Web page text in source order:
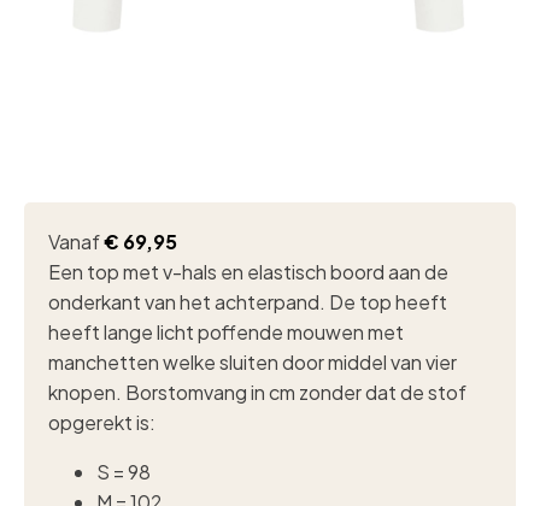
Vanaf€ 69,95
Een top met v-hals en elastisch boord aan de
onderkant van het achterpand. De top heeft
heeft lange licht poffende mouwen met
manchetten welke sluiten door middel van vier
knopen. Borstomvang in cm zonder dat de stof
opgerekt is:
S = 98